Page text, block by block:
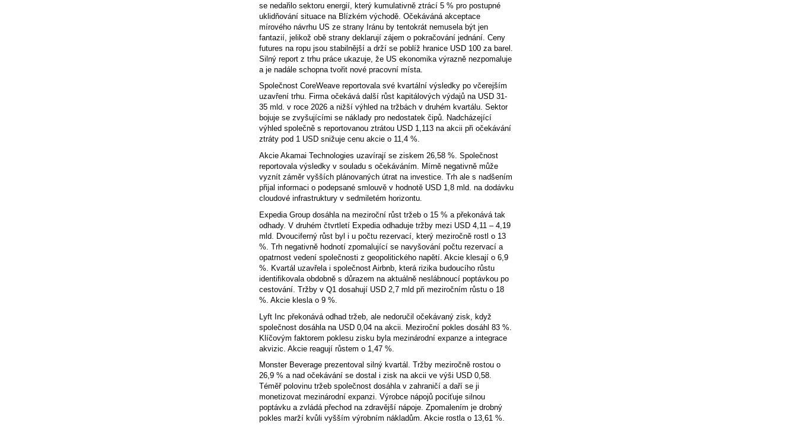
se nedařilo sektoru energií, který kumulativně ztrácí 5 % pro postupné
uklidňování situace na Blízkém východě. Očekáváná akceptace
mírového návrhu US ze strany Iránu by tentokrát nemusela být jen
fantazií, jelikož obě strany deklarují zájem o pokračování jednání. Ceny
futures na ropu jsou stabilnější a drží se poblíž hranice USD 100 za barel.
Silný report z trhu práce ukazuje, že US ekonomika výrazně nezpomaluje
a je nadále schopna tvořit nové pracovní místa.
Společnost CoreWeave reportovala své kvartální výsledky po včerejším
uzavření trhu. Firma očekává další růst kapitálových výdajů na USD 31-
35 mld. v roce 2026 a nižší výhled na tržbách v druhém kvartálu. Sektor
bojuje se zvyšujícími se náklady pro nedostatek čipů. Nadcházející
výhled společně s reportovanou ztrátou USD 1,113 na akcii při očekávání
ztráty pod 1 USD snižuje cenu akcie o 11,4 %.
Akcie Akamai Technologies uzavírají se ziskem 26,58 %. Společnost
reportovala výsledky v souladu s očekáváním. Mírně negativně může
vyznít záměr vyšších plánovaných útrat na investice. Trh ale s nadšením
přijal informaci o podepsané smlouvě v hodnotě USD 1,8 mld. na dodávku
cloudové infrastruktury v sedmiletém horizontu.
Expedia Group dosáhla na meziroční růst tržeb o 15 % a překonává tak
odhady. V druhém čtvrtletí Expedia odhaduje tržby mezi USD 4,11 – 4,19
mld. Dvouciferný růst byl i u počtu rezervací, který meziročně rostl o 13
%. Trh negativně hodnotí zpomalující se navyšování počtu rezervací a
opatrnost vedení společnosti z geopolitického napětí. Akcie klesají o 6,9
%. Kvartál uzavřela i společnost Airbnb, která rizika budoucího růstu
identifikovala obdobně s důrazem na aktuálně neslábnoucí poptávkou po
cestování. Tržby v Q1 dosahují USD 2,7 mld při meziročním růstu o 18
%. Akcie klesla o 9 %.
Lyft Inc překonává odhad tržeb, ale nedoručil očekávaný zisk, když
společnost dosáhla na USD 0,04 na akcii. Meziroční pokles dosáhl 83 %.
Klíčovým faktorem poklesu zisku byla mezinárodní expanze a integrace
akvizic. Akcie reagují růstem o 1,47 %.
Monster Beverage prezentoval silný kvartál. Tržby meziročně rostou o
26,9 % a nad očekávání se dostal i zisk na akcii ve výši USD 0,58.
Téměř polovinu tržeb společnost dosáhla v zahraničí a daří se ji
monetizovat mezinárodní expanzi. Výrobce nápojů pociťuje silnou
poptávku a zvládá přechod na zdravější nápoje. Zpomalením je drobný
pokles marží kvůli vyšším výrobním nákladům. Akcie rostla o 13,61 %.